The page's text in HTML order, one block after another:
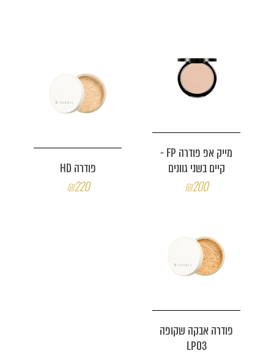
מייק אפ פודרה FP -
קיים בשני גוונים
₪200
פודרה HD
₪220
פודרה אבקה שקופה
LP03